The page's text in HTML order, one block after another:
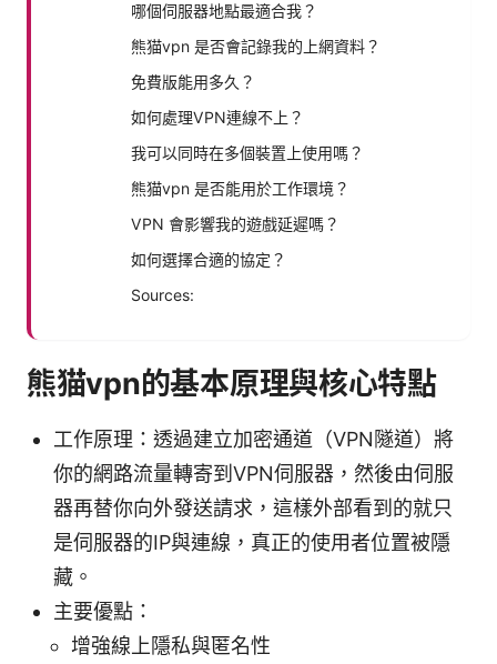
哪個伺服器地點最適合我？
熊猫vpn 是否會記錄我的上網資料？
免費版能用多久？
如何處理VPN連線不上？
我可以同時在多個裝置上使用嗎？
熊猫vpn 是否能用於工作環境？
VPN 會影響我的遊戲延遲嗎？
如何選擇合適的協定？
Sources:
熊猫vpn的基本原理與核心特點
工作原理：透過建立加密通道（VPN隧道）將
你的網路流量轉寄到VPN伺服器，然後由伺服
器再替你向外發送請求，這樣外部看到的就只
是伺服器的IP與連線，真正的使用者位置被隱
藏。
主要優點：
增強線上隱私與匿名性